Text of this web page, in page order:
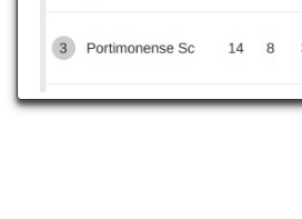
14.ªJornada
Portimonense
Centro de Formação